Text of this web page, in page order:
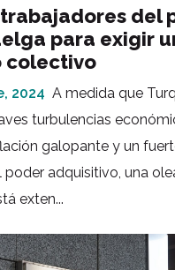
del
para exigir
colectivo
2024 A medida que
turbulencias
galopante y un
poder adquisitivo, una
exten...